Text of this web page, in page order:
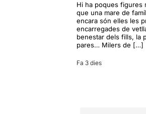
Hi ha poques figures
que una mare de
encara són elles les
encarregades de
benestar dels fills, la
pares… Milers de […]
Fa 3 dies